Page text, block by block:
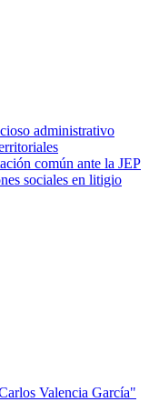
administrativo
común ante la JEP
sociales en litigio
Valencia García"